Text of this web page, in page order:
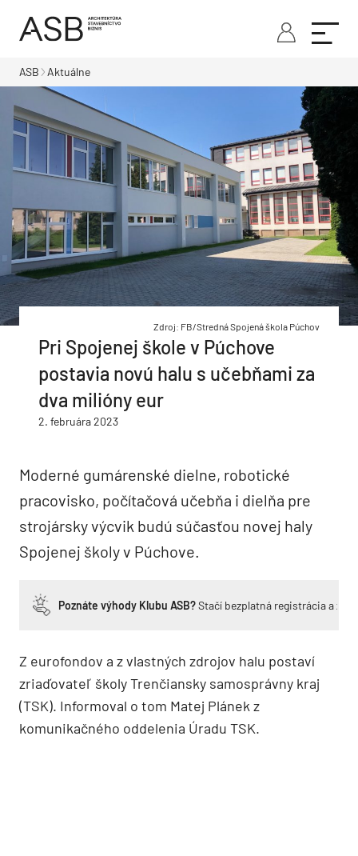
ASB Aktuálne
Zdroj: FB/Stredná Spojená škola Púchov
Pri Spojenej škole v Púchove
postavia novú halu s učebňami za
dva milióny eur
2. februára 2023
Moderné gumárenské dielne, robotické
pracovisko, počítačová učebňa i dielňa pre
strojársky výcvik budú súčasťou novej haly
Spojenej školy v Púchove.
Poznáte výhody Klubu ASB?Stačí bezplatná registrácia a
Z eurofondov a z vlastných zdrojov halu postaví
zriaďovateľ školy Trenčiansky samosprávny kraj
(TSK). Informoval o tom Matej Plánek z
komunikačného oddelenia Úradu TSK.